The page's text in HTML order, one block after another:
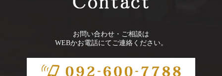
お問い合わせ・ご相談は
WEBかお電話にてご連絡ください。